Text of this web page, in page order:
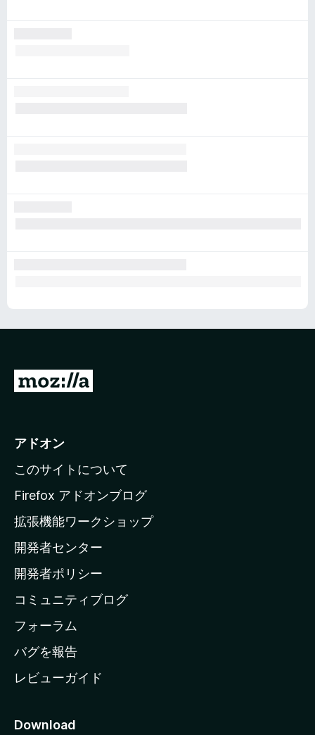
M
i
l
a
ホ
ー
ム
ー
ジ
へ
アドオン
このサイトについて
Firefox アドオンブログ
拡張機能ワークショップ
開発者センター
開発者ポリシー
コミュニティブログ
フォーラム
バグを報告
レビューガイド
Download